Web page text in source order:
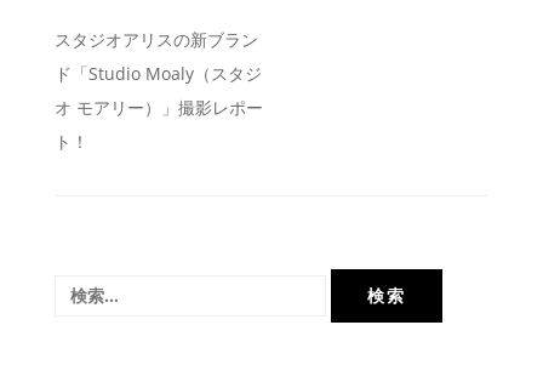
投
稿
ナ
ビ
シ
スタジオアリスの新ブラン
ド「Studio Moaly（スタジ
オ モアリー）」撮影レポー
ト！